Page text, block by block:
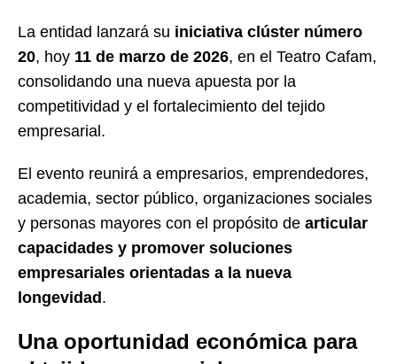
La entidad lanzará su iniciativa clúster número
20, hoy 11 de marzo de 2026, en el Teatro Cafam,
consolidando una nueva apuesta por la
competitividad y el fortalecimiento del tejido
empresarial.
El evento reunirá a empresarios, emprendedores,
academia, sector público, organizaciones sociales
y personas mayores con el propósito de articular
capacidades y promover soluciones
empresariales orientadas a la nueva
longevidad.
Una oportunidad económica para